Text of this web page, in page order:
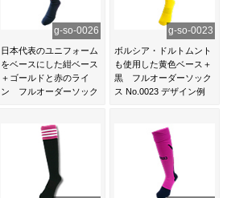
g-so-0026
日本代表のユニフォーム
をベースにした紺ベース
＋ゴールドと赤のライ
ン フルオーダーソック
g-so-0023
ボルシア・ドルトムント
も使用した黄色ベース＋
黒 フルオーダーソック
ス No.0023 デザイン例